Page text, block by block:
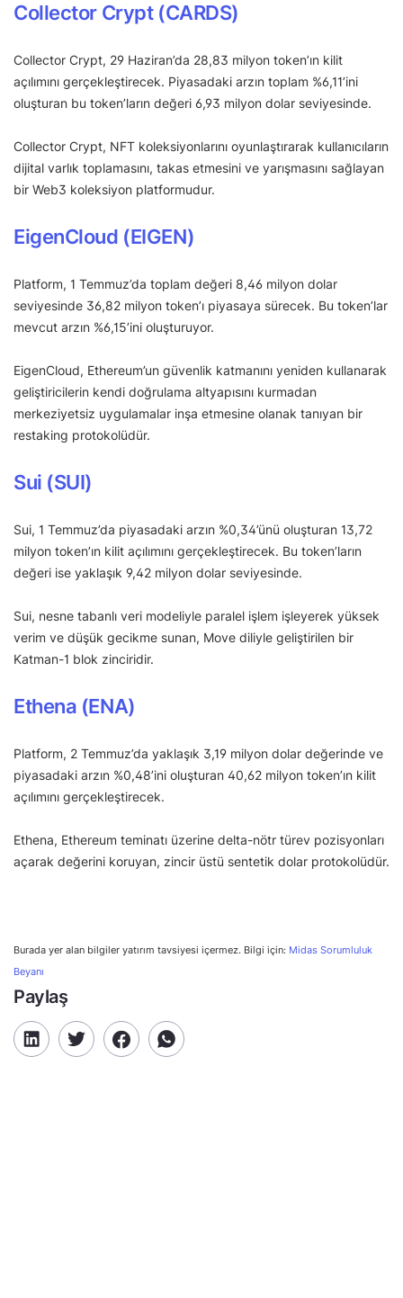
Collector Crypt (CARDS)
Collector Crypt, 29 Haziran’da 28,83 milyon token’ın kilit
açılımını gerçekleştirecek. Piyasadaki arzın toplam %6,11’ini
oluşturan bu token’ların değeri 6,93 milyon dolar seviyesinde.
Collector Crypt, NFT koleksiyonlarını oyunlaştırarak kullanıcıların
dijital varlık toplamasını, takas etmesini ve yarışmasını sağlayan
bir Web3 koleksiyon platformudur.
EigenCloud (EIGEN)
Platform, 1 Temmuz’da toplam değeri 8,46 milyon dolar
seviyesinde 36,82 milyon token’ı piyasaya sürecek. Bu token’lar
mevcut arzın %6,15’ini oluşturuyor.
EigenCloud, Ethereum’un güvenlik katmanını yeniden kullanarak
geliştiricilerin kendi doğrulama altyapısını kurmadan
merkeziyetsiz uygulamalar inşa etmesine olanak tanıyan bir
restaking protokolüdür.
Sui (SUI)
Sui, 1 Temmuz’da piyasadaki arzın %0,34’ünü oluşturan 13,72
milyon token’ın kilit açılımını gerçekleştirecek. Bu token’ların
değeri ise yaklaşık 9,42 milyon dolar seviyesinde.
Sui, nesne tabanlı veri modeliyle paralel işlem işleyerek yüksek
verim ve düşük gecikme sunan, Move diliyle geliştirilen bir
Katman-1 blok zinciridir.
Ethena (ENA)
Platform, 2 Temmuz’da yaklaşık 3,19 milyon dolar değerinde ve
piyasadaki arzın %0,48’ini oluşturan 40,62 milyon token’ın kilit
açılımını gerçekleştirecek.
Ethena, Ethereum teminatı üzerine delta-nötr türev pozisyonları
açarak değerini koruyan, zincir üstü sentetik dolar protokolüdür.
Burada yer alan bilgiler yatırım tavsiyesi içermez. Bilgi için: Midas Sorumluluk
Beyanı
Paylaş